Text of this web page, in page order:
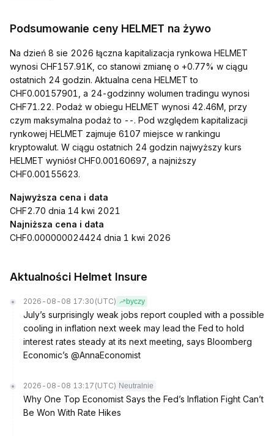
Podsumowanie ceny HELMET na żywo
Na dzień 8 sie 2026 łączna kapitalizacja rynkowa HELMET
wynosi CHF157.91K, co stanowi zmianę o +0.77% w ciągu
ostatnich 24 godzin. Aktualna cena HELMET to
CHF0.00157901, a 24-godzinny wolumen tradingu wynosi
CHF71.22. Podaż w obiegu HELMET wynosi 42.46M, przy
czym maksymalna podaż to --. Pod względem kapitalizacji
rynkowej HELMET zajmuje 6107 miejsce w rankingu
kryptowalut. W ciągu ostatnich 24 godzin najwyższy kurs
HELMET wyniósł CHF0.00160697, a najniższy
CHF0.00155623.
Najwyższa cena i data
CHF2.70 dnia 14 kwi 2021
Najniższa cena i data
CHF0.000000024424 dnia 1 kwi 2026
Aktualności Helmet Insure
2026-08-08 17:30 (UTC) byczy
July’s surprisingly weak jobs report coupled with a possible
cooling in inflation next week may lead the Fed to hold
interest rates steady at its next meeting, says Bloomberg
Economic’s @AnnaEconomist
2026-08-08 13:17 (UTC) Neutralnie
Why One Top Economist Says the Fed’s Inflation Fight Can’t
Be Won With Rate Hikes